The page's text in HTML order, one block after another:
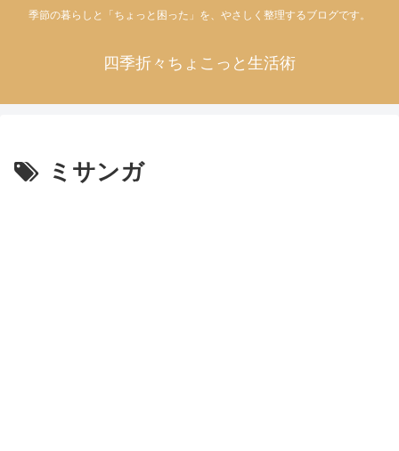
季節の暮らしと「ちょっと困った」を、やさしく整理するブログです。
四季折々ちょこっと生活術
ミサンガ